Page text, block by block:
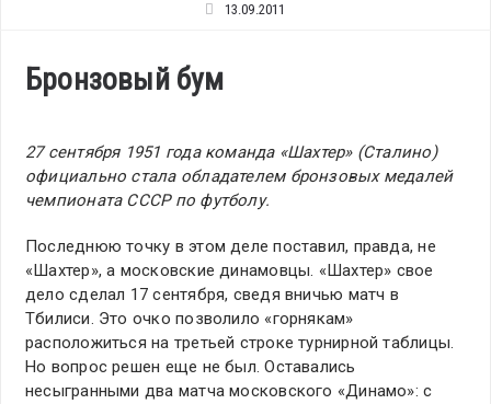
13.09.2011
Бронзовый бум
27 сентября 1951 года команда «Шахтер» (Сталино)
официально стала обладателем бронзовых медалей
чемпионата СССР по футболу.
Последнюю точку в этом деле поставил, правда, не
«Шахтер», а московские динамовцы. «Шахтер» свое
дело сделал 17 сентября, сведя вничью матч в
Тбилиси. Это очко позволило «горнякам»
расположиться на третьей строке турнирной таблицы.
Но вопрос решен еще не был. Оставались
несыгранными два матча московского «Динамо»: с